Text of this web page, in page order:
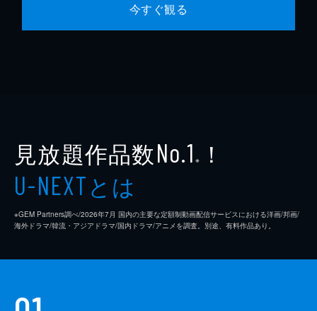
今すぐ観る
見放題作品数No.1 ※ ！
U-NEXTとは
※GEM Partners調べ/2026年7⽉ 国内の主要な定額制動画配信サービスにおける洋画/邦画/
海外ドラマ/韓流・アジアドラマ/国内ドラマ/アニメを調査。別途、有料作品あり。